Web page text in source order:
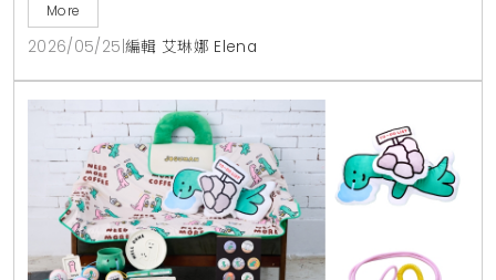
More
2026/05/25 編輯 艾琳娜 Elena